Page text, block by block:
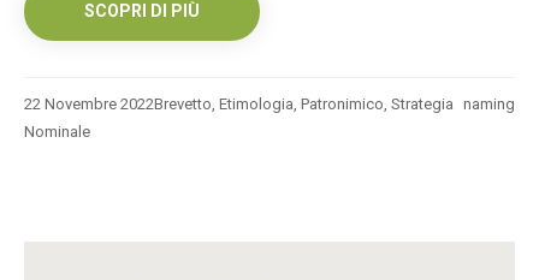
SCOPRI DI PIÙ
22 Novembre 2022 naming
Brevetto, Etimologia, Patronimico, Strategia
Nominale